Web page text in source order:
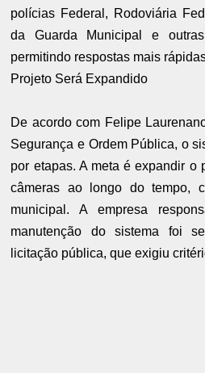
polícias Federal, Rodoviária
da Guarda Municipal e
permitindo respostas mais
Projeto Será Expandido
De acordo com Felipe
Segurança e Ordem Pública, o
por etapas. A meta é expandir o
câmeras ao longo do tempo,
municipal. A empresa
manutenção do sistema foi
licitação pública, que exigiu